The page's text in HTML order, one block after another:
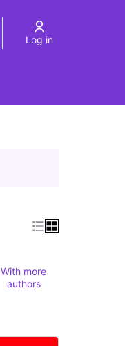
Log in
With more
authors